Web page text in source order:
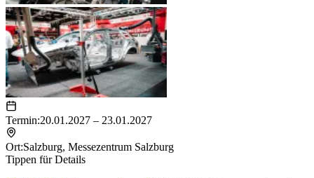
Termin:20.01.2027 – 23.01.2027
Ort:Salzburg, Messezentrum Salzburg
Tippen für Details